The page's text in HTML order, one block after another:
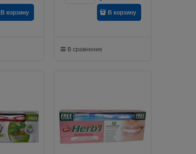
В корзину В корзину
В сравнение